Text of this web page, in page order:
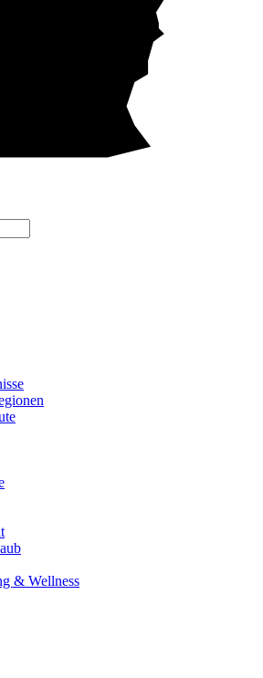
& Wellness